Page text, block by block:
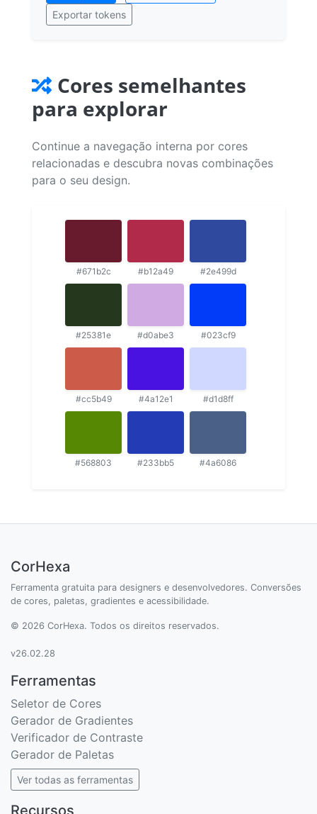
Exportar tokens
Cores semelhantes
para explorar
Continue a navegação interna por cores
relacionadas e descubra novas combinações
para o seu design.
#671b2c #b12a49 #2e499d
#25381e #d0abe3 #023cf9
#cc5b49 #4a12e1 #d1d8ff
#568803 #233bb5 #4a6086
CorHexa
Ferramenta gratuita para designers e desenvolvedores. Conversões
de cores, paletas, gradientes e acessibilidade.
© 2026 CorHexa. Todos os direitos reservados.
v26.02.28
Ferramentas
Seletor de Cores
Gerador de Gradientes
Verificador de Contraste
Gerador de Paletas
Ver todas as ferramentas
Recursos